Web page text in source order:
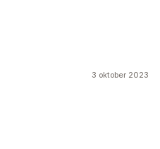
3 oktober 2023